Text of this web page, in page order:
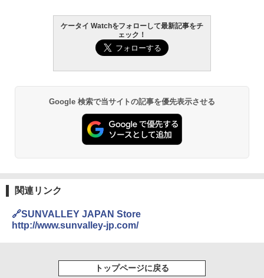
ケータイ Watchをフォローして最新記事をチ
ェック！
Google 検索で当サイトの記事を優先表示させる
関連リンク
🔗SUNVALLEY JAPAN Store
http://www.sunvalley-jp.com/
トップページに戻る